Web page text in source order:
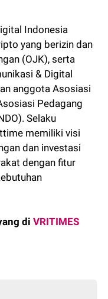
Indonesia
yang berizin dan
(OJK), serta
& Digital
anggota Asosiasi
Pedagang
Selaku
memiliki visi
dan investasi
dengan fitur
diVRITIMES